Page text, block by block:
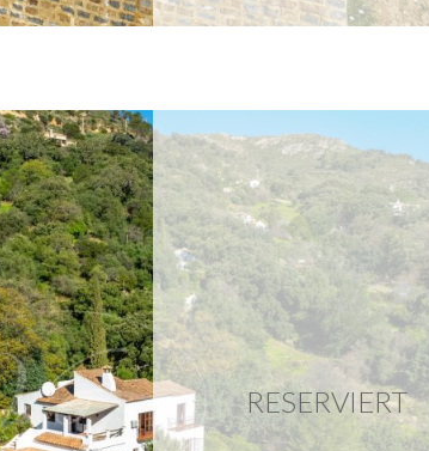
RESERVIERT